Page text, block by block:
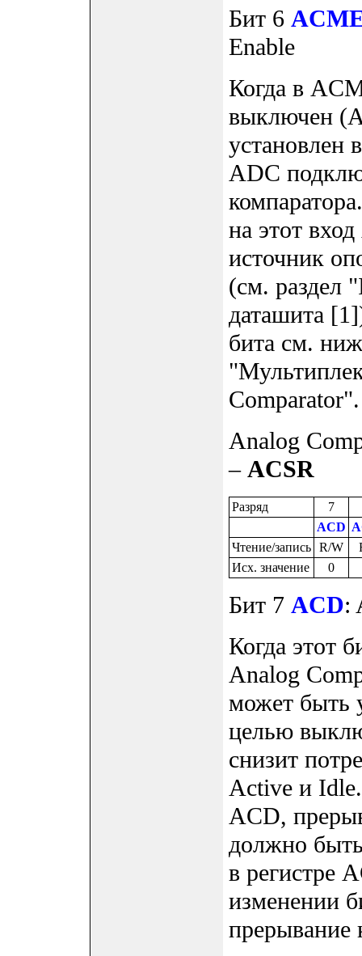
Бит 6
Enable
Когда в
выключен
установлен
ADC
на этот
источник
(см. раздел
даташита
бита см.
Comparator".
Analog
– ACSR
Разряд
7
ACD
Чтение/запись R/W
Исх. значение
0
Бит 7 ACD:
Когда этот
Analog
может быть
целью
снизит
Active и Idle.
ACD,
должно
в регистре
изменении
прерывание